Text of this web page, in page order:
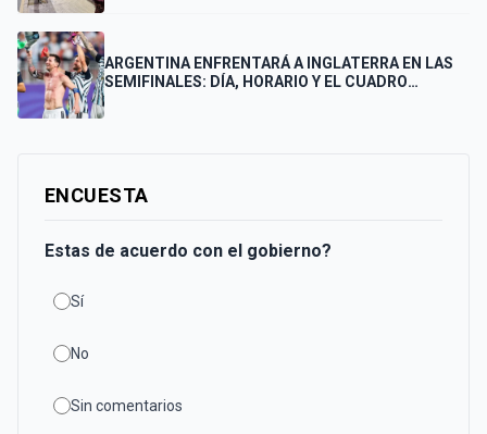
ARGENTINA ENFRENTARÁ A INGLATERRA EN LAS
SEMIFINALES: DÍA, HORARIO Y EL CUADRO
ENCUESTA
Estas de acuerdo con el gobierno?
Sí
No
Sin comentarios